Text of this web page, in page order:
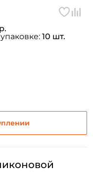
10 шт.
на обработку